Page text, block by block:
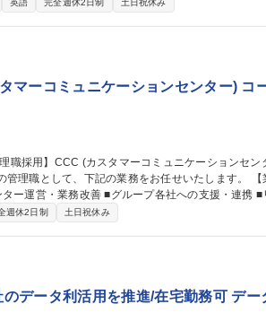
運用）550万円～/平均残業20時間
英語 完全週休2日制 土日祝休み
マーコミュニケーションセンター) コ
として、下記の業務をお任せいたします。 【業務詳
ー運営・業務改善 ■グループ各社への支援・連携 ■
スタマ
週休2日制 土日祝休み
データ利活用を推進/在宅勤務可 デー